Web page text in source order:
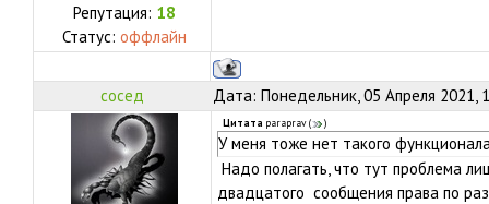
Репутация: 18
Статус: оффлайн
сосед Дата: Понедельник, 05 Апреля 2021,
Цитата paraprav( )
У меня тоже нет такого
Надо полагать, что тут проблема
двадцатого сообщения права по